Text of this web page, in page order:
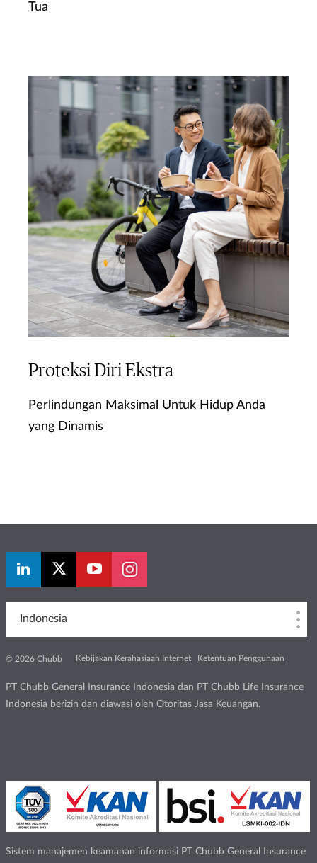
Tua
Proteksi Diri Ekstra
Perlindungan Maksimal Untuk Hidup Anda
yang Dinamis
Indonesia
© 2026 Chubb Kebijakan Kerahasiaan Internet Ketentuan Penggunaan
PT Chubb General Insurance Indonesia dan PT Chubb Life Insurance
Indonesia berizin dan diawasi oleh Otoritas Jasa Keuangan.
Sistem manajemen keamanan informasi PT Chubb General Insurance